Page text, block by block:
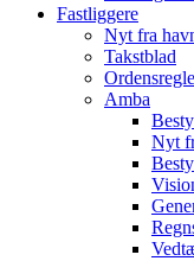
Fastliggere
Nyt fra
Takstblad
Amba
Nyt